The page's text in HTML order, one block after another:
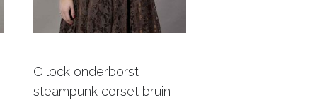
C lock onderborst
steampunk corset bruin